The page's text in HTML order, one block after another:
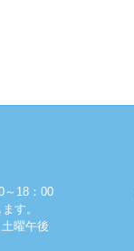
～18：00
す。
曜午後